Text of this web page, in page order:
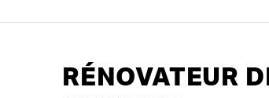
RÉNOVATEUR